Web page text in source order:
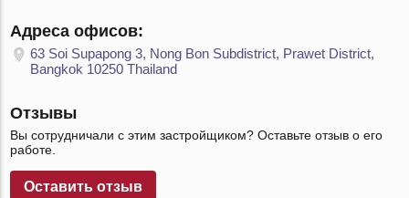
Адреса офисов:
63 Soi Supapong 3, Nong Bon Subdistrict, Prawet District,
Bangkok 10250 Thailand
Отзывы
Вы сотрудничали с этим застройщиком? Оставьте отзыв о его
работе.
Оставить отзыв